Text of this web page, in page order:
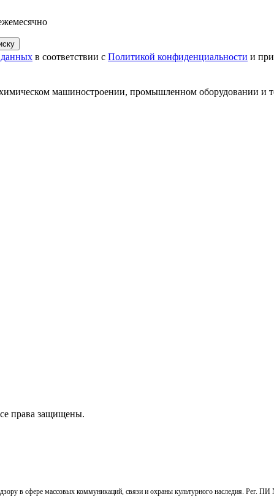
данных в соответствии с Политикой конфиденциальности и
машиностроении, промышленном оборудовании и
права защищены.
в сфере массовых коммуникаций, связи и охраны культурного наследия. Рег.